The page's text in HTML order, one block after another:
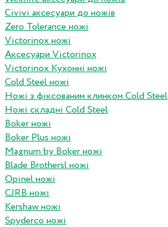
Civivi аксесуари до ножів
Zero Tolerance ножі
Victorinox ножі
Аксесуари Victorinox
Victorinox Кухонні ножі
Cold Steel ножі
Ножі з фіксованим клинком Cold Steel
Ножі складні Cold Steel
Boker ножі
Boker Plus ножі
Magnum by Boker ножі
Blade Brothersl ножі
Opinel ножі
CJRB ножі
Kershaw ножі
Spyderco ножі